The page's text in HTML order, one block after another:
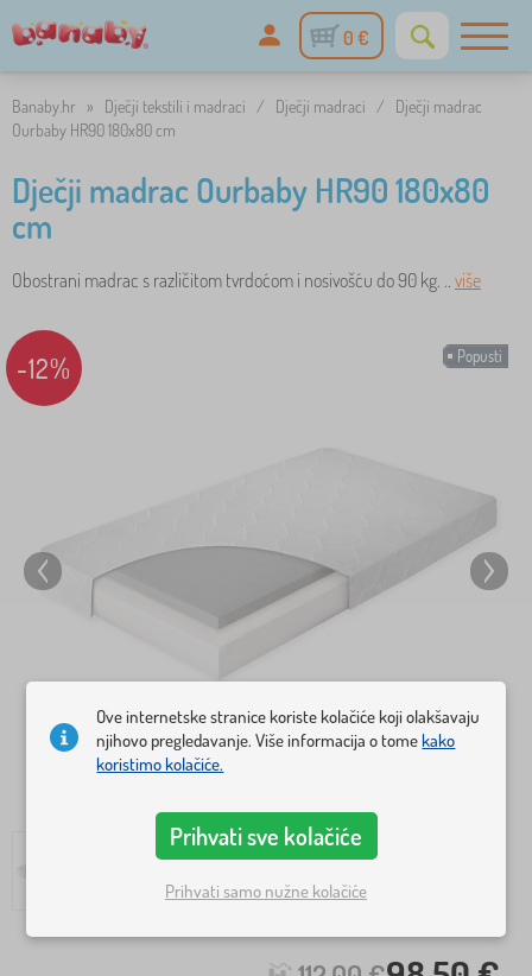
0 €
Banaby.hr » Dječji tekstili i madraci / Dječji madraci /
Dječji madrac
Ourbaby HR90 180x80 cm
Dječji madrac Ourbaby HR90 180x80
cm
Obostrani madrac s različitom tvrdoćom i nosivošću do 90 kg. .. više
Popusti
-12%
Ove internetske stranice koriste kolačiće koji olakšavaju
njihovo pregledavanje. Više informacija o tomekako
koristimo kolačiće.
Prihvati sve kolačiće
Prihvati samo nužne kolačiće